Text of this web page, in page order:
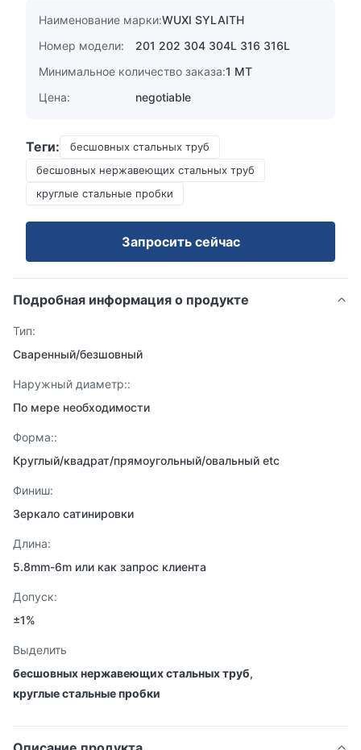
Наименование марки:WUXI SYLAITH
Номер модели:
201 202 304 304L 316 316L
Минимальное количество заказа:1 MT
Цена:
negotiable
Теги:
бесшовных стальных труб
бесшовных нержавеющих стальных труб
круглые стальные пробки
Запросить сейчас
Подробная информация о продукте
Тип:
Сваренный/безшовный
Наружный диаметр::
По мере необходимости
Форма::
Круглый/квадрат/прямоугольный/овальный etc
Финиш:
Зеркало сатинировки
Длина:
5.8mm-6m или как запрос клиента
Допуск:
±1%
Выделить
бесшовных нержавеющих стальных труб,
круглые стальные пробки